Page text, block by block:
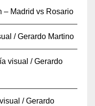
– Madrid vs Rosario
/ Gerardo Martino
visual / Gerardo
/ Gerardo